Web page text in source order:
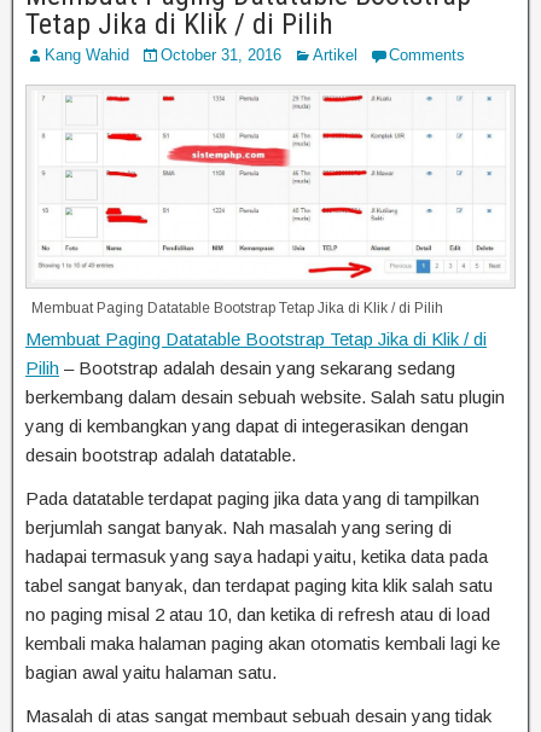
Tetap Jika di Klik / di Pilih
Kang Wahid October 31, 2016 Artikel Comments
Membuat Paging Datatable Bootstrap Tetap Jika di Klik / di Pilih
Membuat Paging Datatable Bootstrap Tetap Jika di Klik / di
Pilih – Bootstrap adalah desain yang sekarang sedang
berkembang dalam desain sebuah website. Salah satu plugin
yang di kembangkan yang dapat di integerasikan dengan
desain bootstrap adalah datatable.
Pada datatable terdapat paging jika data yang di tampilkan
berjumlah sangat banyak. Nah masalah yang sering di
hadapai termasuk yang saya hadapi yaitu, ketika data pada
tabel sangat banyak, dan terdapat paging kita klik salah satu
no paging misal 2 atau 10, dan ketika di refresh atau di load
kembali maka halaman paging akan otomatis kembali lagi ke
bagian awal yaitu halaman satu.
Masalah di atas sangat membaut sebuah desain yang tidak